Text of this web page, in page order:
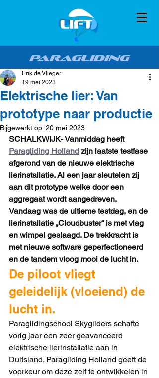
Elektrische lier: Van
prototype naar productie
Erik de Vlieger
19 mei 2023
Bijgewerkt op: 20 mei 2023
SCHALKWIJK- Vanmiddag heeft
Paragliding Holland zijn laatste testfase
afgerond van de nieuwe elektrische
lierinstallatie. Al een jaar sleutelen zij
aan dit prototype welke door een
aggregaat wordt aangedreven.
Vandaag was de ultieme testdag, en de
lierinstallatie „Cloudbuster“ is met vlag
en wimpel geslaagd. De trekkracht is
met nieuwe software geperfectioneerd
en de tandem vloog mooi de lucht in.
De piloot vliegt
geleidelijk (vloeiend) de
lucht in.
Paraglidingschool Skygliders schafte
vorig jaar een zeer geavanceerd
elektrische lierinstallatie aan in
Duitsland. Paragliding Holland geeft de
voorkeur om deze zelf te ontwikkelen in